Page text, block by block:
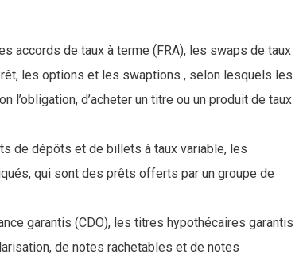
accords de taux à terme (FRA), les swaps de taux
les options et les swaptions , selon lesquels les
l’obligation, d’acheter un titre ou un produit de taux
de dépôts et de billets à taux variable, les
qui sont des prêts offerts par un groupe de
garantis (CDO), les titres hypothécaires garantis
de notes rachetables et de notes